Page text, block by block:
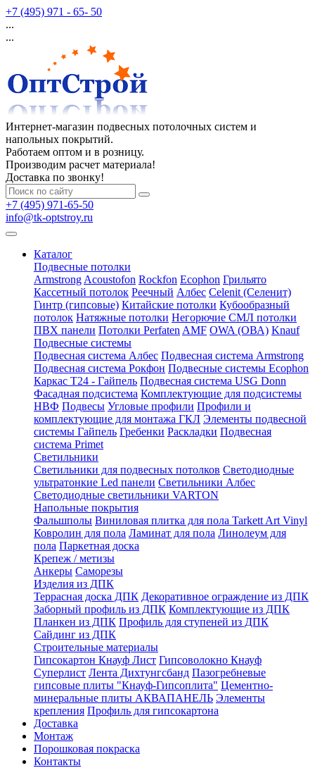
+7 (495) 971 - 65- 50
...
...
Интернет-магазин подвесных потолочных систем и
напольных покрытий.
Работаем оптом и в розницу.
Производим расчет материала!
Доставка по звонку!
+7 (495) 971-65-50
info@tk-optstroy.ru
Каталог
Подвесные потолки
Armstrong Acoustofon Rockfon Ecophon Грильято
Кассетный потолок Реечный Албес Celenit (Селенит)
Гинтр (гипсовые) Китайские потолки Кубообразный
потолок Натяжные потолки Негорючие СМЛ потолки
ПВХ панели Потолки Perfaten AMF OWA (ОВА) Knauf
Подвесные системы
Подвесная система Албес Подвесная система Armstrong
Подвесная система Рокфон Подвесные системы Ecophon
Каркас Т24 - Гайпель Подвесная система USG Donn
Фасадная подсистема Комплектующие для подсистемы
НВФ Подвесы Угловые профили Профили и
комплектующие для монтажа ГКЛ Элементы подвесной
системы Гайпель Гребенки Раскладки Подвесная
система Primet
Светильники
Светильники для подвесных потолков Светодиодные
ультратонкие Led панели Светильники Албес
Светодиодные светильники VARTON
Напольные покрытия
Фальшполы Виниловая плитка для пола Tarkett Art Vinyl
Ковролин для пола Ламинат для пола Линолеум для
пола Паркетная доска
Крепеж / метизы
Анкеры Саморезы
Изделия из ДПК
Террасная доска ДПК Декоративное ограждение из ДПК
Заборный профиль из ДПК Комплектующие из ДПК
Планкен из ДПК Профиль для ступеней из ДПК
Сайдинг из ДПК
Строительные материалы
Гипсокартон Кнауф Лист Гипсоволокно Кнауф
Суперлист Лента Дихтунгсбанд Пазогребневые
гипсовые плиты "Кнауф-Гипсоплита" Цементно-
минеральные плиты АКВАПАНЕЛЬ Элементы
крепления Профиль для гипсокартона
Доставка
Монтаж
Порошковая покраска
Контакты